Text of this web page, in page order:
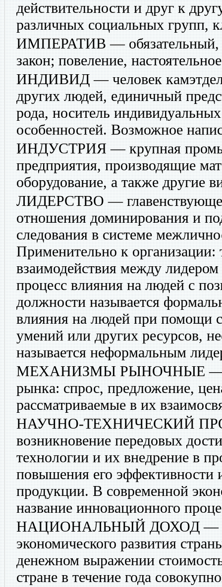
действительности и друг к
различных социальных групп,
ИМПЕРАТИВ— обязательный,
закон; повеление,
ИНДИВИД— человек
других людей, единичный
рода, носитель
особенностей. Возможное
ИНДУСТРИЯ— крупная
предприятия, производящие
оборудование, а также другие
ЛИДЕРСТВО—
отношения доминирования и
следования в системе
Применительно к организации:
взаимодействия между
процесс влияния на людей с
должности называется
влияния на людей при помощи
умений или других ресурсов,
называется неформальным
МЕХАНИЗМЫ РЫНОЧНЫЕ—
рынка: спрос, предложение,
рассматриваемые в их
НАУЧНО-ТЕХНИЧЕСКИЙ
возникновение передовых
технологии и их внедрение в
повышения его эффективности
продукции. В современной
название инновационного
НАЦИОНАЛЬНЫЙ ДОХОД—
экономического развития
денежном выражении
стране в течение года